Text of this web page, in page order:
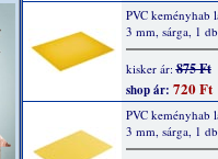
PVC keményhab
3 mm, sárga, 1 db
kisker ár:875 Ft
shop ár: 720 Ft
PVC keményhab
3 mm, sárga, 1 db